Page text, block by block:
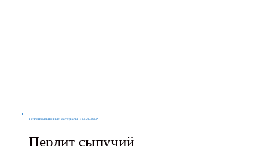
Теплоизоляционные материалы ТЕПЛОВЕР
Перлит сыпучий